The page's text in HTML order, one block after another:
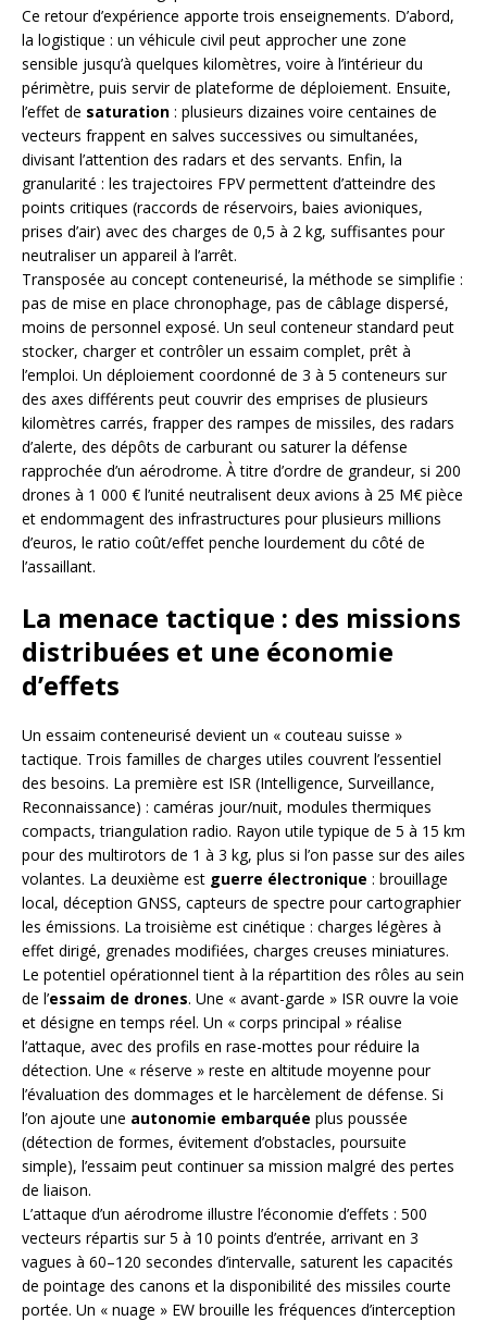
Ce retour d’expérience apporte trois enseignements. D’abord,
la logistique : un véhicule civil peut approcher une zone
sensible jusqu’à quelques kilomètres, voire à l’intérieur du
périmètre, puis servir de plateforme de déploiement. Ensuite,
l’effet de saturation : plusieurs dizaines voire centaines de
vecteurs frappent en salves successives ou simultanées,
divisant l’attention des radars et des servants. Enfin, la
granularité : les trajectoires FPV permettent d’atteindre des
points critiques (raccords de réservoirs, baies avioniques,
prises d’air) avec des charges de 0,5 à 2 kg, suffisantes pour
neutraliser un appareil à l’arrêt.
Transposée au concept conteneurisé, la méthode se simplifie :
pas de mise en place chronophage, pas de câblage dispersé,
moins de personnel exposé. Un seul conteneur standard peut
stocker, charger et contrôler un essaim complet, prêt à
l’emploi. Un déploiement coordonné de 3 à 5 conteneurs sur
des axes différents peut couvrir des emprises de plusieurs
kilomètres carrés, frapper des rampes de missiles, des radars
d’alerte, des dépôts de carburant ou saturer la défense
rapprochée d’un aérodrome. À titre d’ordre de grandeur, si 200
drones à 1 000 € l’unité neutralisent deux avions à 25 M€ pièce
et endommagent des infrastructures pour plusieurs millions
d’euros, le ratio coût/effet penche lourdement du côté de
l’assaillant.
La menace tactique : des missions
distribuées et une économie
d’effets
Un essaim conteneurisé devient un « couteau suisse »
tactique. Trois familles de charges utiles couvrent l’essentiel
des besoins. La première est ISR (Intelligence, Surveillance,
Reconnaissance) : caméras jour/nuit, modules thermiques
compacts, triangulation radio. Rayon utile typique de 5 à 15 km
pour des multirotors de 1 à 3 kg, plus si l’on passe sur des ailes
volantes. La deuxième est guerre électronique : brouillage
local, déception GNSS, capteurs de spectre pour cartographier
les émissions. La troisième est cinétique : charges légères à
effet dirigé, grenades modifiées, charges creuses miniatures.
Le potentiel opérationnel tient à la répartition des rôles au sein
de l’essaim de drones. Une « avant-garde » ISR ouvre la voie
et désigne en temps réel. Un « corps principal » réalise
l’attaque, avec des profils en rase-mottes pour réduire la
détection. Une « réserve » reste en altitude moyenne pour
l’évaluation des dommages et le harcèlement de défense. Si
l’on ajoute une autonomie embarquée plus poussée
(détection de formes, évitement d’obstacles, poursuite
simple), l’essaim peut continuer sa mission malgré des pertes
de liaison.
L’attaque d’un aérodrome illustre l’économie d’effets : 500
vecteurs répartis sur 5 à 10 points d’entrée, arrivant en 3
vagues à 60–120 secondes d’intervalle, saturent les capacités
de pointage des canons et la disponibilité des missiles courte
portée. Un « nuage » EW brouille les fréquences d’interception